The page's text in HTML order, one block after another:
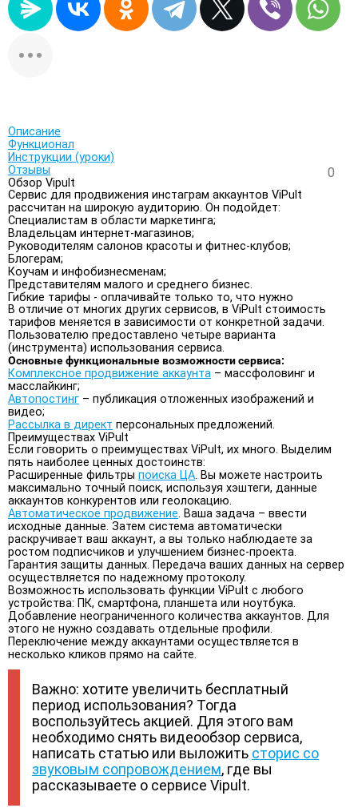
Описание
Функционал
Инструкции (уроки)
Отзывы
0
Обзор Vipult
Сервис для продвижения инстаграм аккаунтов ViPult
рассчитан на широкую аудиторию. Он подойдет:
Специалистам в области маркетинга;
Владельцам интернет-магазинов;
Руководителям салонов красоты и фитнес-клубов;
Блогерам;
Коучам и инфобизнесменам;
Представителям малого и среднего бизнес.
Гибкие тарифы - оплачивайте только то, что нужно
В отличие от многих других сервисов, в ViPult стоимость
тарифов меняется в зависимости от конкретной задачи.
Пользователю предоставлено четыре варианта
(инструмента) использования сервиса.
Основные функциональные возможности сервиса:
Комплексное продвижение аккаунта – массфоловинг и
масслайкинг;
Автопостинг – публикация отложенных изображений и
видео;
Рассылка в директ персональных предложений.
Преимуществах ViPult
Если говорить о преимуществах ViPult, их много. Выделим
пять наиболее ценных достоинств:
Расширенные фильтры поиска ЦА. Вы можете настроить
максимально точный поиск, используя хэштеги, данные
аккаунтов конкурентов или геолокацию.
Автоматическое продвижение. Ваша задача – ввести
исходные данные. Затем система автоматически
раскручивает ваш аккаунт, а вы только наблюдаете за
ростом подписчиков и улучшением бизнес-проекта.
Гарантия защиты данных. Передача ваших данных на сервер
осуществляется по надежному протоколу.
Возможность использовать функции ViPult с любого
устройства: ПК, смартфона, планшета или ноутбука.
Добавление неограниченного количества аккаунтов. Для
этого не нужно создавать отдельные профили.
Переключение между аккаунтами осуществляется в
несколько кликов прямо на сайте.
Важно: хотите увеличить бесплатный
период использования? Тогда
воспользуйтесь акцией. Для этого вам
необходимо снять видеообзор сервиса,
написать статью или выложить сторис со
звуковым сопровождением, где вы
рассказываете о сервисе Vipult.